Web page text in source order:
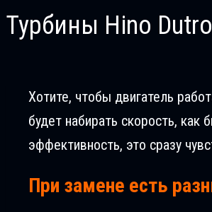
Турбины Hino
Хотите, чтобы двигатель
будет набирать скорость, как
эффективность, это сразу
При замене есть